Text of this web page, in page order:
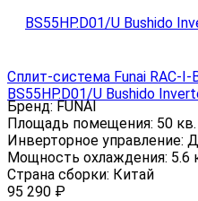
Сплит-система Funai RAC-I-
BS55HP.D01/U Bushido
Бренд:FUNAI
Площадь помещения: 50
Инверторное управление:
Мощность охлаждения: 5.6
Страна сборки: Китай
95 290 ₽